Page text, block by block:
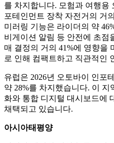
를 차지합니다. 모험과 여행용
포테인먼트 장착 자전거의 거
미러링 기능은 라이더의 약
비게이션 알림 등 안전에 초점
매 결정의 거의 41%에 영향을
로 인해 컴팩트하고 직관적인
유럽은 2026년 오토바이 인포
약 28%를 차지했습니다. 이
화와 통합 디지털 대시보드에
채택되고 있습니다.
아시아태평양